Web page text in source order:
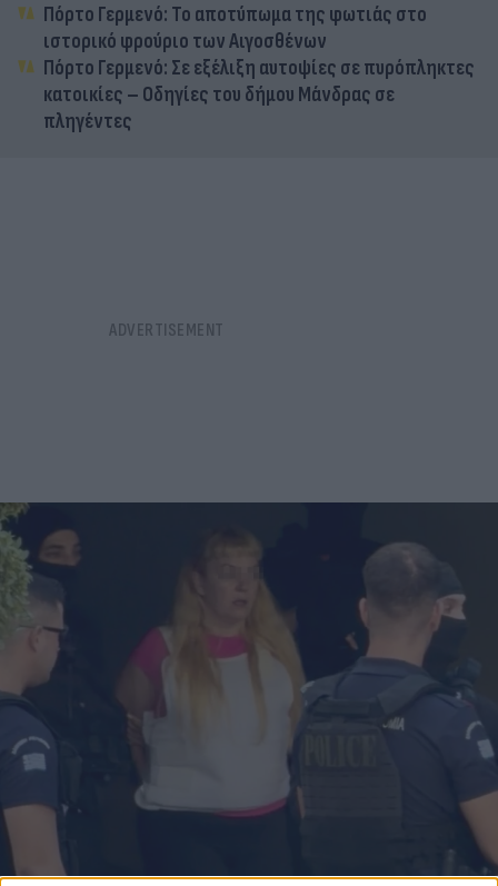
Πόρτο Γερμενό: Το αποτύπωμα της φωτιάς στο
ιστορικό φρούριο των Αιγοσθένων
Πόρτο Γερμενό: Σε εξέλιξη αυτοψίες σε πυρόπληκτες
κατοικίες – Οδηγίες του δήμου Μάνδρας σε
πληγέντες